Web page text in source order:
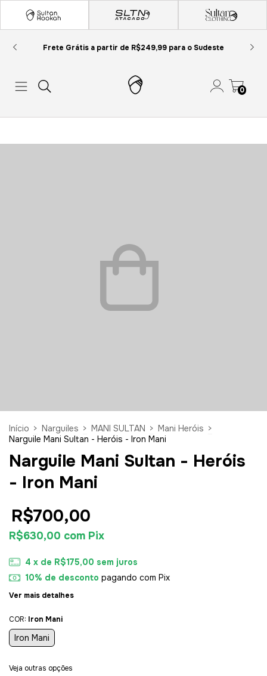
Frete Grátis a partir de R$249,99 para o Sudeste
0
Início > Narguiles > MANI SULTAN > Mani Heróis >
Narguile Mani Sultan - Heróis - Iron Mani
Narguile Mani Sultan - Heróis
- Iron Mani
R$700,00
R$630,00 com Pix
4 x de R$175,00 sem juros
10% de desconto pagando com Pix
Ver mais detalhes
COR: Iron Mani
Iron Mani
Veja outras opções